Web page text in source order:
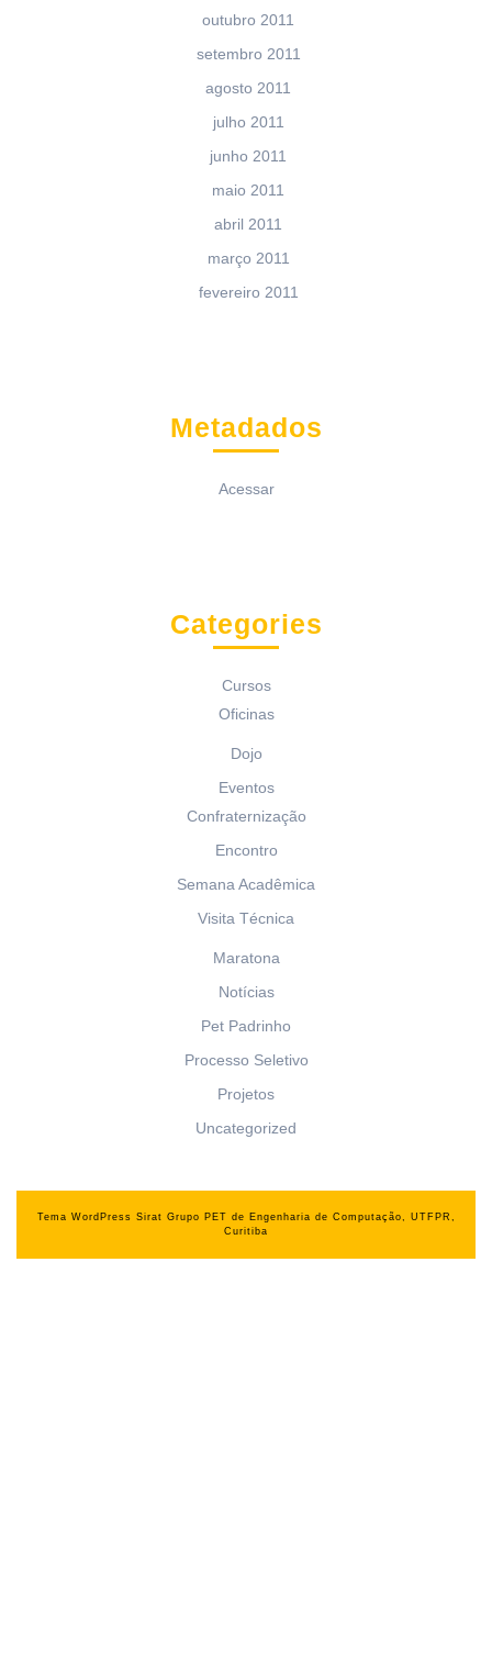
outubro 2011
setembro 2011
agosto 2011
julho 2011
junho 2011
maio 2011
abril 2011
março 2011
fevereiro 2011
Metadados
Acessar
Categories
Cursos
Oficinas
Dojo
Eventos
Confraternização
Encontro
Semana Acadêmica
Visita Técnica
Maratona
Notícias
Pet Padrinho
Processo Seletivo
Projetos
Uncategorized
Tema WordPress Sirat Grupo PET de Engenharia de Computação, UTFPR,
Curitiba